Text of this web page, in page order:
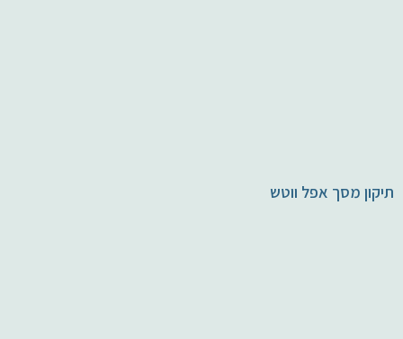
תיקון מסך אפל ווטש